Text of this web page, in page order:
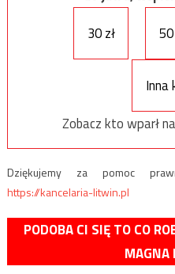
30 zł
Zobacz kto wparł
Dziękujemy za pomoc
https://kancelaria-litwin.pl
PODOBA CI SIĘ TO CO
MAGNA